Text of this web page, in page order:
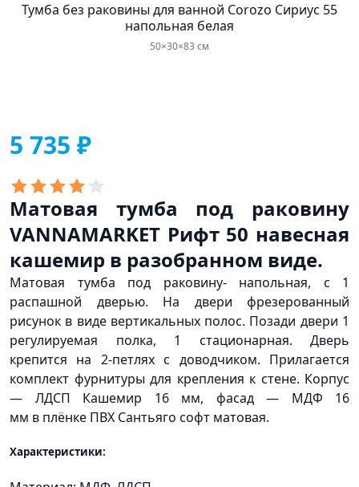
Тумба без раковины для ванной Corozo Сириус 55
напольная белая
50×30×83 см
5 735 ₽
Матовая тумба под раковину
VANNAMARKET Рифт 50 навесная
кашемир в разобранном виде.
Матовая тумба под раковину- напольная, с 1
распашной дверью. На двери фрезерованный
рисунок в виде вертикальных полос. Позади двери 1
регулируемая полка, 1 стационарная. Дверь
крепится на 2-петлях с доводчиком. Прилагается
комплект фурнитуры для крепления к стене. Корпус
— ЛДСП Кашемир 16 мм, фасад — МДФ 16
мм в плёнке ПВХ Сантьяго софт матовая.
Характеристики: